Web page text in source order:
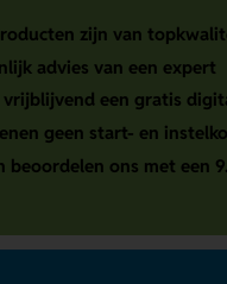
zijn van
advies van een expert
vrijblijvend een gratis
geen start- en
beoordelen ons met een